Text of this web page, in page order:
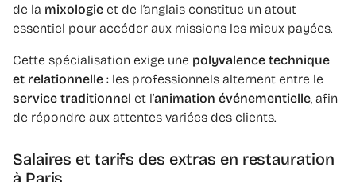
de la mixologie et de l’anglais constitue un atout
essentiel pour accéder aux missions les mieux payées.
Cette spécialisation exige une polyvalence technique
et relationnelle : les professionnels alternent entre le
service traditionnel et l’animation événementielle , afin
de répondre aux attentes variées des clients.
Salaires et tarifs des extras en restauration
à Paris